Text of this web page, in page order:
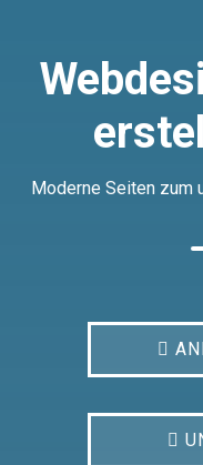
Moderne Seiten zum